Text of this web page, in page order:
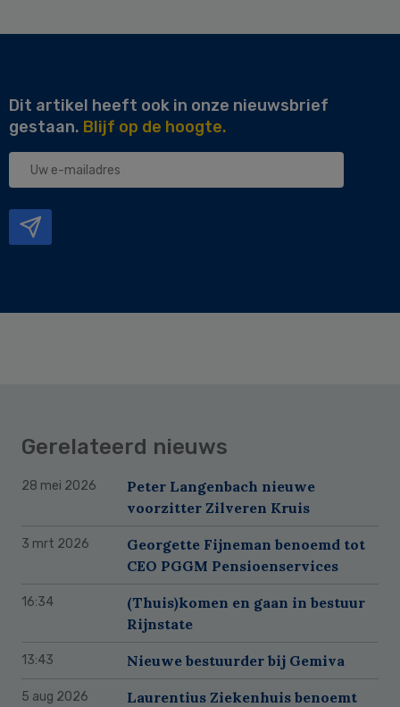
Dit artikel heeft ook in onze nieuwsbrief
gestaan. Blijf op de hoogte.
Uw
Gerelateerd nieuws
28 mei 2026
Peter Langenbach nieuwe
voorzitter Zilveren Kruis
3 mrt 2026
Georgette Fijneman benoemd tot
CEO PGGM Pensioenservices
16:34
(Thuis)komen en gaan in bestuur
Rijnstate
13:43 Nieuwe bestuurder bij Gemiva
5 aug 2026
Laurentius Ziekenhuis benoemt